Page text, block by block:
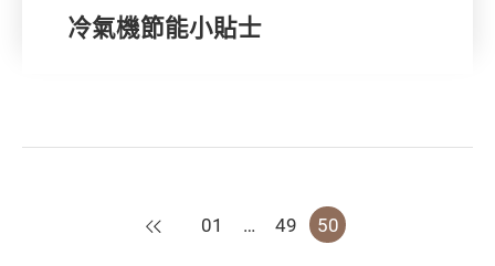
冷氣機節能小貼士
上一頁
01 … 49 50